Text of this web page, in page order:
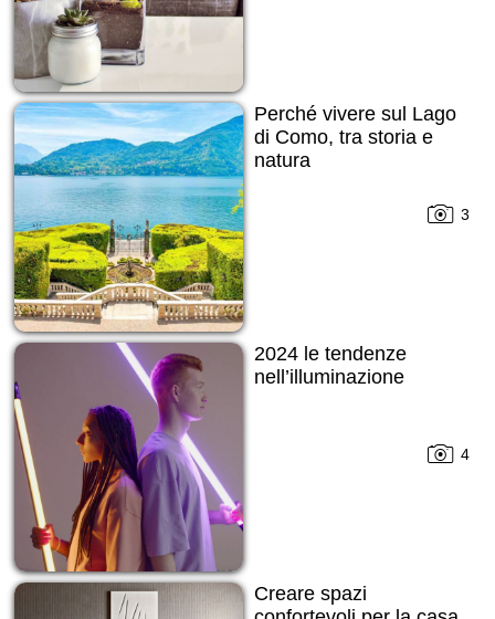
Perché vivere sul Lago
di Como, tra storia e
natura
3
2024 le tendenze
nell’illuminazione
4
Creare spazi